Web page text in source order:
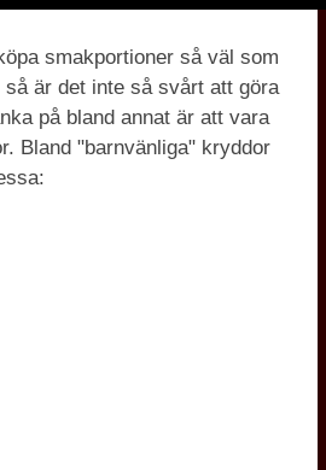
smakportioner så väl som
är det inte så svårt att göra
på bland annat är att vara
Bland "barnvänliga" kryddor